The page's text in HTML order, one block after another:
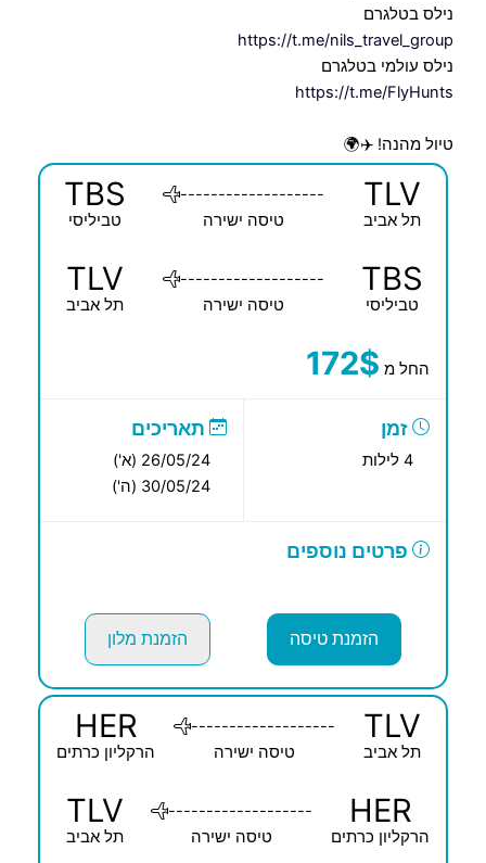
נילס בטלגרם
https://t.me/nils_travel_group
נילס עולמי בטלגרם
https://t.me/FlyHunts
טיול מהנה! ✈️🌍
TLV
תל אביב
-------------------
טיסה ישירה
TBS
טביליסי
TBS
טביליסי
-------------------
טיסה ישירה
TLV
תל אביב
החל מ 172$
זמן
4 לילות
תאריכים
26/05/24 (א')
30/05/24 (ה')
פרטים נוספים
הזמנת טיסה הזמנת מלון
TLV
תל אביב
-------------------
טיסה ישירה
HER
הרקליון כרתים
HER
הרקליון כרתים
-------------------
טיסה ישירה
TLV
תל אביב